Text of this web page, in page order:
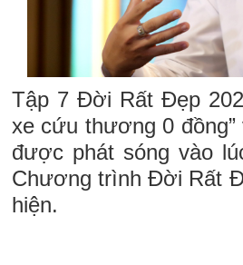
Tập 7 Đời Rất Đẹp
xe cứu thương 0
được phát sóng vào
Chương trình Đời Rất
hiện.